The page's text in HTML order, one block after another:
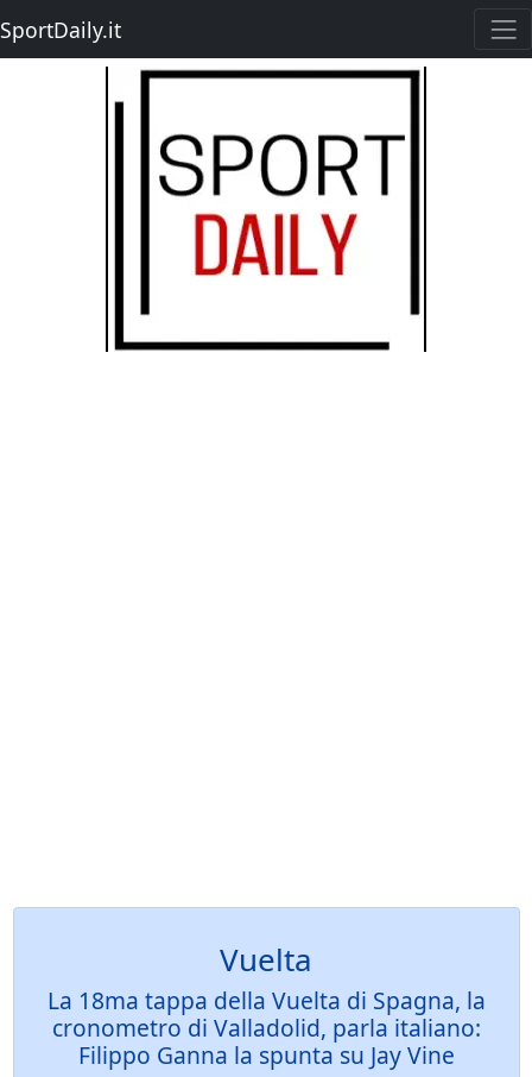
SportDaily.it
Vuelta
La 18ma tappa della Vuelta di Spagna, la
cronometro di Valladolid, parla italiano:
Filippo Ganna la spunta su Jay Vine